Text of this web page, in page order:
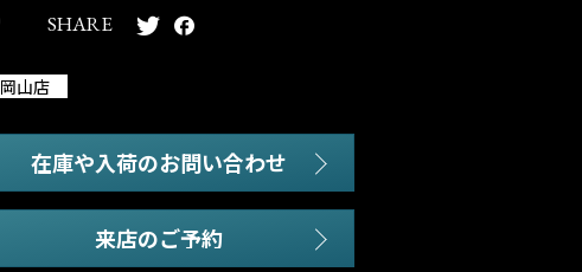
SHARE
岡山店
在庫や入荷のお問い合わせ